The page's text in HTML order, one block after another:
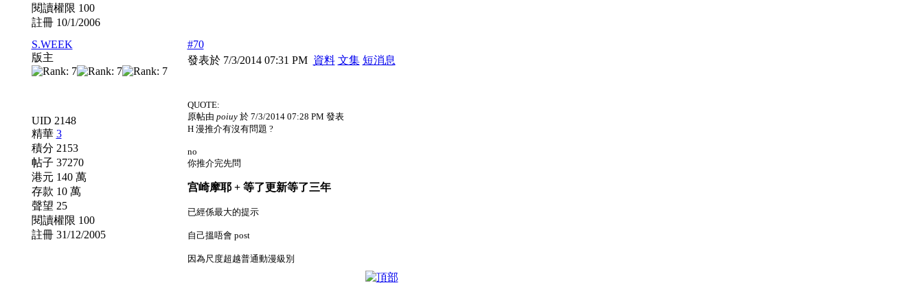
閱讀權限 100
註冊 10/1/2006
S.WEEK
版主
UID 2148
精華 3
積分 2153
帖子 37270
港元 140 萬
存款 10 萬
聲望 25
閱讀權限 100
註冊 31/12/2005
#70
發表於 7/3/2014 07:31 PM 資料 文集 短消息
QUOTE:
原帖由 poiuy於 7/3/2014 07:28 PM 發表
H 漫推介有沒有問題 ?
no
你推介完先問
宫崎摩耶 + 等了更新等了三年
已經係最大的提示
自己搵唔會 post
因為尺度超越普通動漫級別